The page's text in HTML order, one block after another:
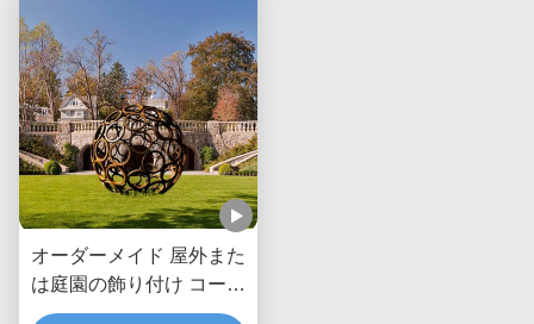
オーダーメイド 屋外また
は庭園の飾り付け コーテ
ン 鋼の空洞ボール